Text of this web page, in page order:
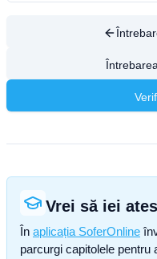
Vrei să iei
În aplicația SoferOnline
parcurgi capitolele